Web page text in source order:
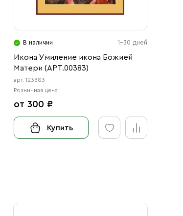
В наличии 1-30 дней
Икона Умиление икона Божией
Матери (АРТ.00383)
арт. 123383
Розничная цена
от 300 ₽
Купить